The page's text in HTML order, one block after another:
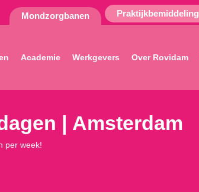
Mondzorgbanen Praktijkbemiddeling
Academie Werkgevers Over Rovidam
| Amsterdam
per week!